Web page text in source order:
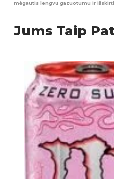
mėgautis lengvu gazuotumu ir
Jums Taip